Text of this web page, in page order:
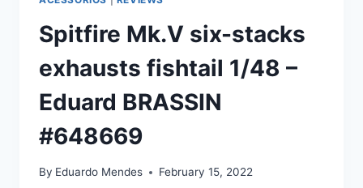
Spitfire Mk.V six-stacks
exhausts fishtail 1/48 –
Eduard BRASSIN
#648669
By Eduardo Mendes February 15, 2022